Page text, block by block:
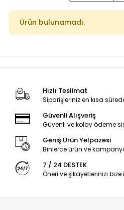
Ürün bulunamadı.
Hızlı Teslimat
Siparişleriniz en kısa
Güvenli Alışveriş
Güvenli ve kolay ödeme
Geniş Ürün Yelpazesi
Binlerce ürün ve
7 / 24 DESTEK
Öneri ve şikayetlerinizi bize